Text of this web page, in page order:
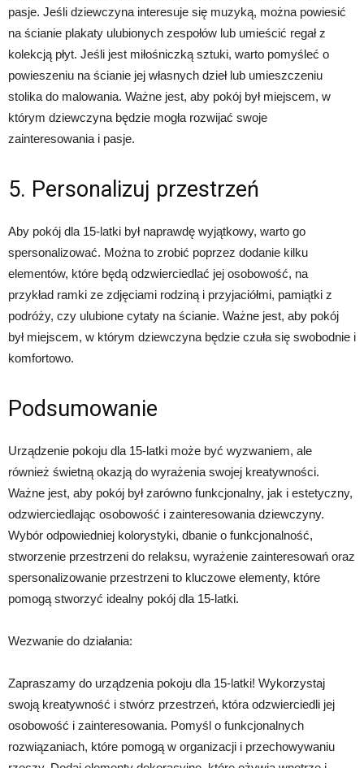
pasje. Jeśli dziewczyna interesuje się muzyką, można powiesić
na ścianie plakaty ulubionych zespołów lub umieścić regał z
kolekcją płyt. Jeśli jest miłośniczką sztuki, warto pomyśleć o
powieszeniu na ścianie jej własnych dzieł lub umieszczeniu
stolika do malowania. Ważne jest, aby pokój był miejscem, w
którym dziewczyna będzie mogła rozwijać swoje
zainteresowania i pasje.
5. Personalizuj przestrzeń
Aby pokój dla 15-latki był naprawdę wyjątkowy, warto go
spersonalizować. Można to zrobić poprzez dodanie kilku
elementów, które będą odzwierciedlać jej osobowość, na
przykład ramki ze zdjęciami rodziną i przyjaciółmi, pamiątki z
podróży, czy ulubione cytaty na ścianie. Ważne jest, aby pokój
był miejscem, w którym dziewczyna będzie czuła się swobodnie i
komfortowo.
Podsumowanie
Urządzenie pokoju dla 15-latki może być wyzwaniem, ale
również świetną okazją do wyrażenia swojej kreatywności.
Ważne jest, aby pokój był zarówno funkcjonalny, jak i estetyczny,
odzwierciedlając osobowość i zainteresowania dziewczyny.
Wybór odpowiedniej kolorystyki, dbanie o funkcjonalność,
stworzenie przestrzeni do relaksu, wyrażenie zainteresowań oraz
spersonalizowanie przestrzeni to kluczowe elementy, które
pomogą stworzyć idealny pokój dla 15-latki.
Wezwanie do działania:
Zapraszamy do urządzenia pokoju dla 15-latki! Wykorzystaj
swoją kreatywność i stwórz przestrzeń, która odzwierciedli jej
osobowość i zainteresowania. Pomyśl o funkcjonalnych
rozwiązaniach, które pomogą w organizacji i przechowywaniu